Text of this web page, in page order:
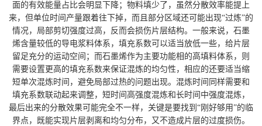
面的有效能量占比会明显下降；物料填少了，虽然分散效率能提上
来，但单位时间产量跟着往下掉，而且部分区域还可能出现“过炼”的
情况，局部剪切强度过高，反而会损伤片层结构。一般来说，石墨
烯含量较低的导电浆料体系，填充系数可以适当放低一些，给片层
留足充分的运动空间；而石墨烯作为主要功能相的高填料体系，则
需要设置更高的填充系数来保证混炼的均匀性，相应的还要适当缩
短单次混炼时间，避免局部过热的问题出现。混炼时间同样需要和
填充系数联动起来调整，短时间高强度混炼和长时间中强度混炼，
最后出来的分散效果可能完全不一样，关键是要找到“刚好够用”的临
界点，既能实现片层剥离和均匀分布，又不造成片层的过度损伤。